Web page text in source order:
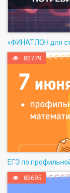
«ФИНАТЛОН для
82779
ЕГЭ по
82695